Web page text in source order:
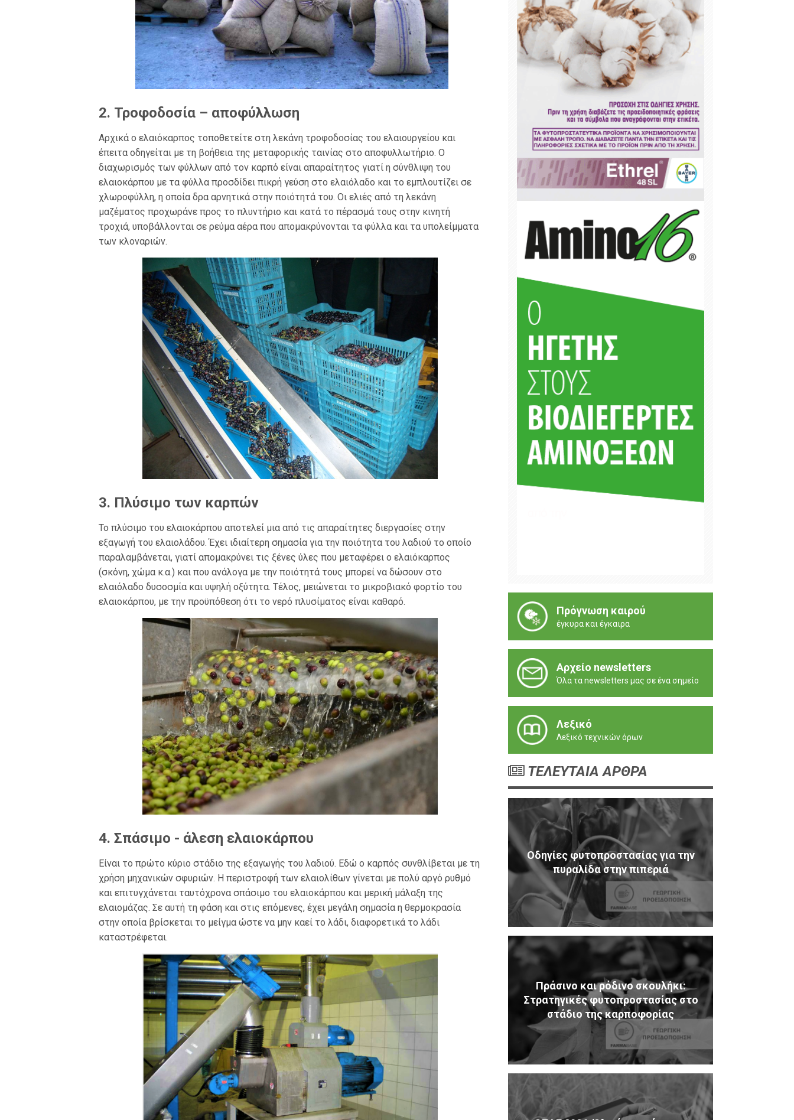
2. Τροφοδοσία – αποφύλλωση
Αρχικά ο ελαιόκαρπος τοποθετείτε στη λεκάνη τροφοδοσίας του ελαιουργείου και
έπειτα οδηγείται με τη βοήθεια της μεταφορικής ταινίας στο αποφυλλωτήριο. Ο
διαχωρισμός των φύλλων από τον καρπό είναι απαραίτητος γιατί η σύνθλιψη του
ελαιοκάρπου με τα φύλλα προσδίδει πικρή γεύση στο ελαιόλαδο και το εμπλουτίζει σε
χλωροφύλλη, η οποία δρα αρνητικά στην ποιότητά του. Οι ελιές από τη λεκάνη
μαζέματος προχωράνε προς το πλυντήριο και κατά το πέρασμά τους στην κινητή
τροχιά, υποβάλλονται σε ρεύμα αέρα που απομακρύνονται τα φύλλα και τα υπολείμματα
των κλοναριών.
3. Πλύσιμο των καρπών
Το πλύσιμο του ελαιοκάρπου αποτελεί μια από τις απαραίτητες διεργασίες στην
εξαγωγή του ελαιολάδου. Έχει ιδιαίτερη σημασία για την ποιότητα του λαδιού το οποίο
παραλαμβάνεται, γιατί απομακρύνει τις ξένες ύλες που μεταφέρει ο ελαιόκαρπος
(σκόνη, χώμα κ.α.) και που ανάλογα με την ποιότητά τους μπορεί να δώσουν στο
ελαιόλαδο δυσοσμία και υψηλή οξύτητα. Τέλος, μειώνεται το μικροβιακό φορτίο του
ελαιοκάρπου, με την προϋπόθεση ότι το νερό πλυσίματος είναι καθαρό.
4. Σπάσιμο - άλεση ελαιοκάρπου
Είναι το πρώτο κύριο στάδιο της εξαγωγής του λαδιού. Εδώ ο καρπός συνθλίβεται με τη
χρήση μηχανικών σφυριών. Η περιστροφή των ελαιολίθων γίνεται με πολύ αργό ρυθμό
και επιτυγχάνεται ταυτόχρονα σπάσιμο του ελαιοκάρπου και μερική μάλαξη της
ελαιομάζας. Σε αυτή τη φάση και στις επόμενες, έχει μεγάλη σημασία η θερμοκρασία
στην οποία βρίσκεται το μείγμα ώστε να μην καεί το λάδι, διαφορετικά το λάδι
καταστρέφεται.
Πρόγνωση καιρού
έγκυρα και έγκαιρα
Αρχείο newsletters
Όλα τα newsletters μας σε ένα σημείο
Λεξικό
Λεξικό τεχνικών όρων
ΤΕΛΕΥΤΑΙΑ ΑΡΘΡΑ
Οδηγίες φυτοπροστασίας για την
πυραλίδα στην πιπεριά
Πράσινο και ρόδινο σκουλήκι:
Στρατηγικές φυτοπροστασίας στο
στάδιο της καρποφορίας